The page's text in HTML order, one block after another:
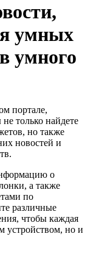
умных
умного
портале,
только найдете
но также
новостей и
о
а также
по
различные
чтобы каждая
устройством, но и